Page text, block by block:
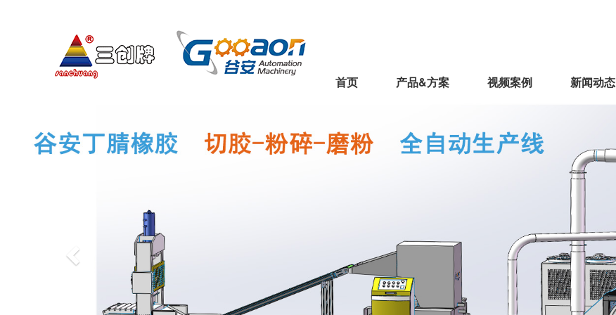
首页 产品&方案 视频案例 新闻动态